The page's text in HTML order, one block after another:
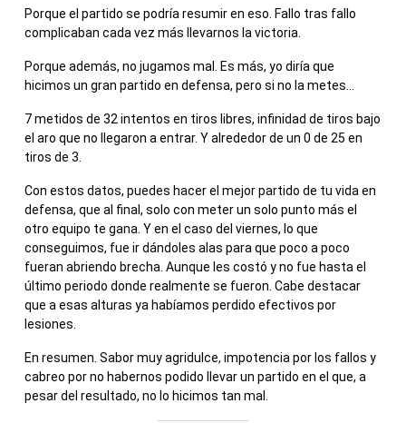
Porque el partido se podría resumir en eso. Fallo tras fallo
complicaban cada vez más llevarnos la victoria.
Porque además, no jugamos mal. Es más, yo diría que
hicimos un gran partido en defensa, pero si no la metes…
7 metidos de 32 intentos en tiros libres, infinidad de tiros bajo
el aro que no llegaron a entrar. Y alrededor de un 0 de 25 en
tiros de 3.
Con estos datos, puedes hacer el mejor partido de tu vida en
defensa, que al final, solo con meter un solo punto más el
otro equipo te gana. Y en el caso del viernes, lo que
conseguimos, fue ir dándoles alas para que poco a poco
fueran abriendo brecha. Aunque les costó y no fue hasta el
último periodo donde realmente se fueron. Cabe destacar
que a esas alturas ya habíamos perdido efectivos por
lesiones.
En resumen. Sabor muy agridulce, impotencia por los fallos y
cabreo por no habernos podido llevar un partido en el que, a
pesar del resultado, no lo hicimos tan mal.